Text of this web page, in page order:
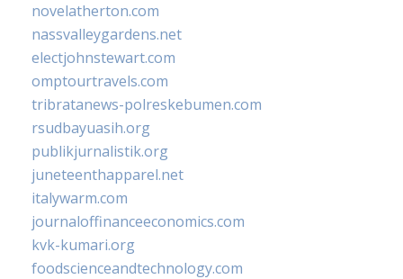
novelatherton.com
nassvalleygardens.net
electjohnstewart.com
omptourtravels.com
tribratanews-polreskebumen.com
rsudbayuasih.org
publikjurnalistik.org
juneteenthapparel.net
italywarm.com
journaloffinanceeconomics.com
kvk-kumari.org
foodscienceandtechnology.com